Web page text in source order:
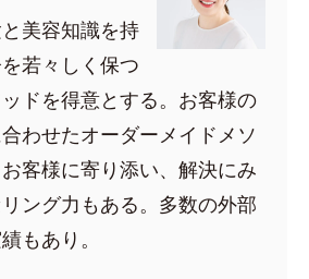
美容知識を持
若々しく保つ
ドを得意とする。お客様の
わせたオーダーメイドメソ
客様に寄り添い、解決にみ
ング力もある。多数の外部
もあり。